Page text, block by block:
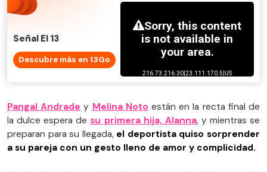
Señal El 13
Descubre más en 13Go
Pangal Andrade y Melina Noto están en la recta final de
la dulce espera de su primera hija, Alanna, y mientras se
preparan para su llegada, el deportista quiso sorprender
a su pareja con un gesto lleno de amor y complicidad.